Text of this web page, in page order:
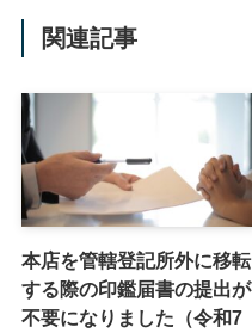
関連記事
本店を管轄登記所外に移転
する際の印鑑届書の提出が
不要になりました（令和7